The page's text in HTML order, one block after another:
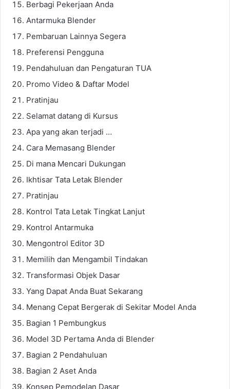
Berbagi Pekerjaan Anda
Antarmuka Blender
Pembaruan Lainnya Segera
Preferensi Pengguna
Pendahuluan dan Pengaturan TUA
Promo Video & Daftar Model
Pratinjau
Selamat datang di Kursus
Apa yang akan terjadi …
Cara Memasang Blender
Di mana Mencari Dukungan
Ikhtisar Tata Letak Blender
Pratinjau
Kontrol Tata Letak Tingkat Lanjut
Kontrol Antarmuka
Mengontrol Editor 3D
Memilih dan Mengambil Tindakan
Transformasi Objek Dasar
Yang Dapat Anda Buat Sekarang
Menang Cepat Bergerak di Sekitar Model Anda
Bagian 1 Pembungkus
Model 3D Pertama Anda di Blender
Bagian 2 Pendahuluan
Bagian 2 Aset Anda
Konsep Pemodelan Dasar